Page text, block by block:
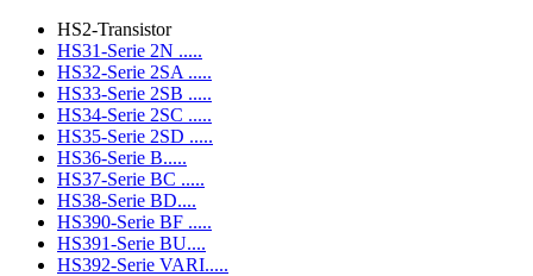
HS2-Transistor
HS31-Serie 2N .....
HS32-Serie 2SA .....
HS33-Serie 2SB .....
HS34-Serie 2SC .....
HS35-Serie 2SD .....
HS36-Serie B.....
HS37-Serie BC .....
HS38-Serie BD....
HS390-Serie BF .....
HS391-Serie BU....
HS392-Serie VARI.....